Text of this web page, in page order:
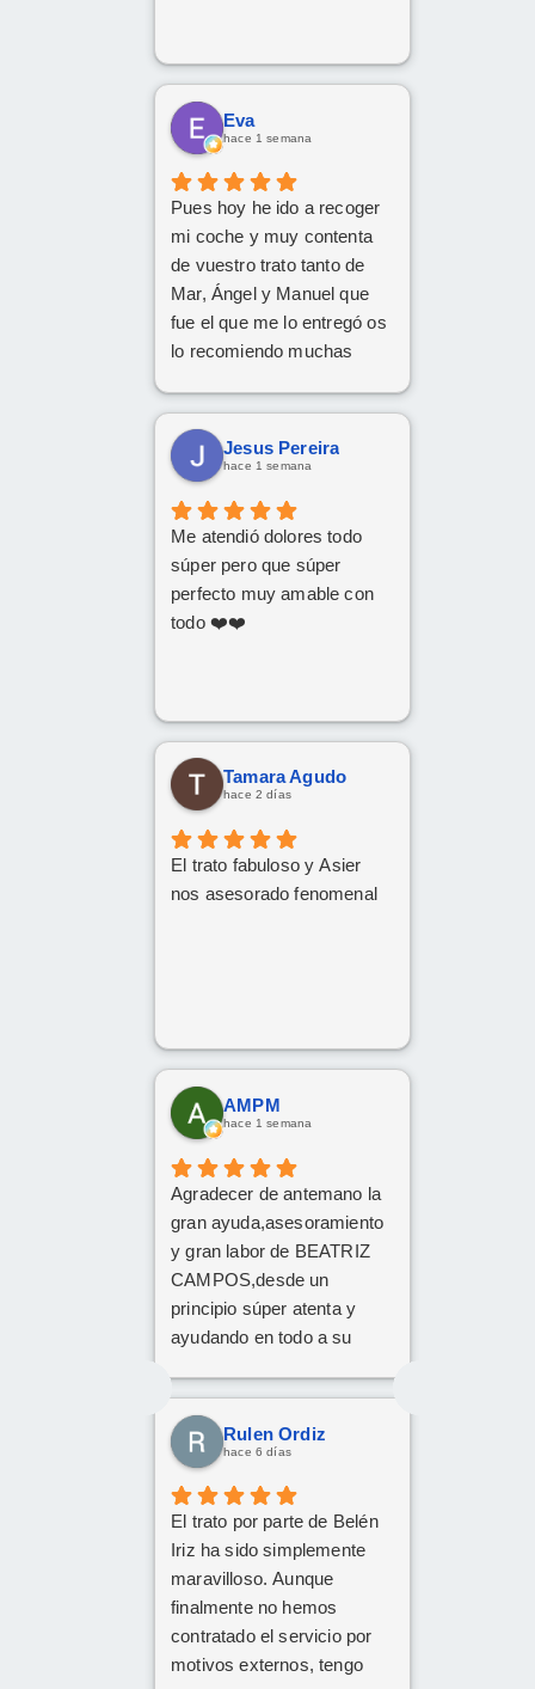
Eva
hace 1 semana
Pues hoy he ido a recoger
mi coche y muy contenta
de vuestro trato tanto de
Mar, Ángel y Manuel que
fue el que me lo entregó os
lo recomiendo muchas
Jesus Pereira
hace 1 semana
Me atendió dolores todo
súper pero que súper
perfecto muy amable con
todo ❤️❤️
Tamara Agudo
hace 2 días
El trato fabuloso y Asier
nos asesorado fenomenal
AMPM
hace 1 semana
Agradecer de antemano la
gran ayuda,asesoramiento
y gran labor de BEATRIZ
CAMPOS,desde un
principio súper atenta y
ayudando en todo a su
recomendable,grandes
profesionales
Rulen Ordiz
hace 6 días
El trato por parte de Belén
Iriz ha sido simplemente
maravilloso. Aunque
finalmente no hemos
contratado el servicio por
motivos externos, tengo